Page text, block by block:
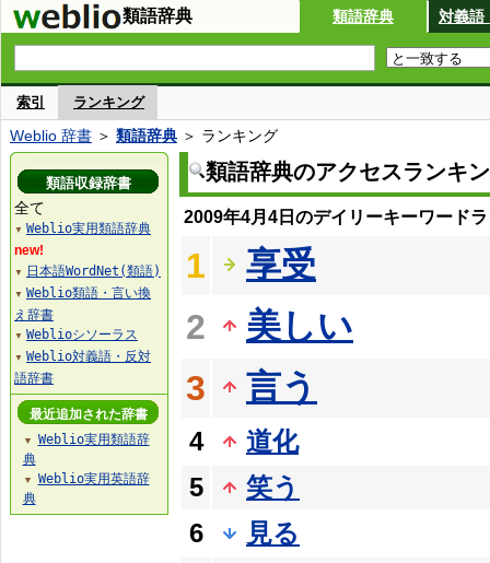
類語辞典 類語辞典 対義語
索引 ランキング
Weblio 辞書 ＞ 類語辞典 ＞ ランキング
類語辞典のアクセスランキ
2009年4月4日のデイリーキーワード
1
享受
2
美しい
3
言う
4
道化
5
笑う
6
見る
類語収録辞書
全て
▼ Weblio実用類語辞典
new!
▼ 日本語WordNet(類語)
▼ Weblio類語・言い換
え辞書
▼ Weblioシソーラス
▼ Weblio対義語・反対
語辞書
最近追加された辞書
▼
Weblio実用類語辞
典
▼
Weblio実用英語辞
典